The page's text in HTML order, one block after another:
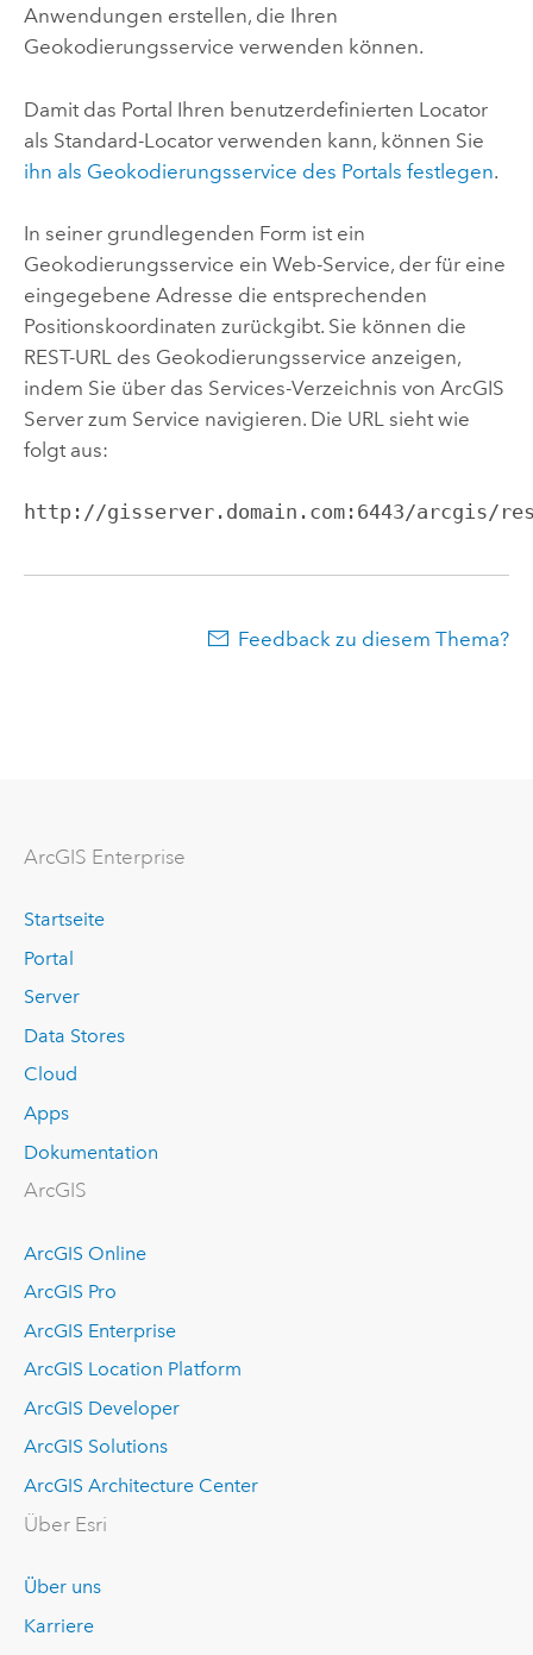
Anwendungen erstellen, die Ihren
Geokodierungsservice verwenden können.
Damit das Portal Ihren benutzerdefinierten Locator
als Standard-Locator verwenden kann, können Sie
ihn als Geokodierungsservice des Portals festlegen.
In seiner grundlegenden Form ist ein
Geokodierungsservice ein Web-Service, der für eine
eingegebene Adresse die entsprechenden
Positionskoordinaten zurückgibt. Sie können die
REST-URL des Geokodierungsservice anzeigen,
indem Sie über das Services-Verzeichnis von ArcGIS
Server zum Service navigieren. Die URL sieht wie
folgt aus:
http://gisserver.domain.com:6443/arcgis/
Feedback zu diesem Thema?
ArcGIS Enterprise
Startseite
Portal
Server
Data Stores
Cloud
Apps
Dokumentation
ArcGIS
ArcGIS Online
ArcGIS Pro
ArcGIS Enterprise
ArcGIS Location Platform
ArcGIS Developer
ArcGIS Solutions
ArcGIS Architecture Center
Über Esri
Über uns
Karriere